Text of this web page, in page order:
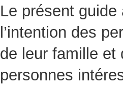
Le présent
l’intention des
de leur famille et
personnes